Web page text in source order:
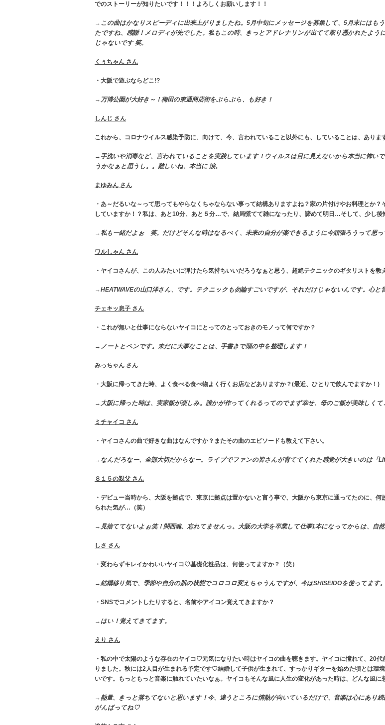
でのストーリーが知りたいです！！！よろしくお願いします！！
→この曲はかなりスピーディに出来上がりましたね。5月中旬にメッセージを募集して、5月末にはも
たですね、感謝！メロディが先でした。私もこの時、きっとアドレナリンが出てて取り憑かれたよ
じゃないです 笑。
くぅちゃん さん
・大阪で遊ぶならどこ!?
→万博公園が大好き～！梅田の東通商店街をぶらぶら、も好き！
しんじ さん
これから、コロナウイルス感染予防に、向けて、今、言われていること以外にも、していることは、ありま
→手洗いや消毒など、言われていることを実践しています！ウィルスは目に見えないから本当に怖い
うかなぁと思うし。。難しいね、本当に 涙。
まゆみん さん
・あ～だるいな～って思ってもやらなくちゃならない事って結構ありますよね？家の片付けやお料理とか
していますか！？私は、あと10分、あと５分…で、結局慌てて雑になったり、諦めて明日…そして、少し後
→私も一緒だよぉ 笑。だけどそんな時はなるべく、未来の自分が楽できるように今頑張ろうって思っ
ワルしゃん さん
・ヤイコさんが、この人みたいに弾けたら気持ちいいだろうなぁと思う、超絶テクニックのギタリストを教
→HEATWAVEの山口洋さん、です。テクニックも勿論すごいですが、それだけじゃないんです。心と
チェキッ息子 さん
・これが無いと仕事にならないヤイコにとってのとっておきのモノって何ですか？
→ノートとペンです。未だに大事なことは、手書きで頭の中を整理します！
みっちゃん さん
・大阪に帰ってきた時、よく食べる食べ物よく行くお店などありますか？(最近、ひとりで飲んでますか！)
→大阪に帰った時は、実家飯が楽しみ。誰かが作ってくれるってのでまず幸せ、母のご飯が美味しく
ミチャイコ さん
・ヤイコさんの曲で好きな曲はなんですか？またその曲のエピソードも教えて下さい。
→なんだろなー、全部大切だからなー。ライブでファンの皆さんが育ててくれた感覚が大きいのは「
８１５の親父 さん
・デビュー当時から、大阪を拠点で、東京に拠点は置かないと言う事で、大阪から東京に通ってたのに
られた気が…（笑）
→見捨ててないよぉ笑！関西魂、忘れてませんっ。大阪の大学を卒業して仕事1本になってからは、自
しさ さん
・変わらずキレイかわいいヤイコ♡基礎化粧品は、何使ってますか？（笑）
→結構移り気で、季節や自分の肌の状態でコロコロ変えちゃうんですが、今はSHISEIDOを使ってます。
・SNSでコメントしたりすると、名前やアイコン覚えてきますか？
→はい！覚えてきてます。
えり さん
・私の中で太陽のような存在のヤイコ♡元気になりたい時はヤイコの曲を聴きます。ヤイコに憧れて、20
りました。秋には2人目が生まれる予定です♡結婚して子供が生まれて、すっかりギターを始めた頃とは環
いです。もっともっと音楽に触れていたいなぁ。ヤイコもそんな風に人生の変化があった時は、どんな風に
→熱量、きっと落ちてないと思います！今、違うところに情熱が向いているだけで、音楽は心にあり
がんばってね♡